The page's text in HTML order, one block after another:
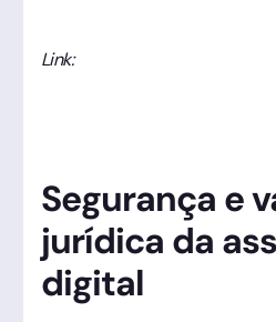
Link:
Segurança e
jurídica da
digital